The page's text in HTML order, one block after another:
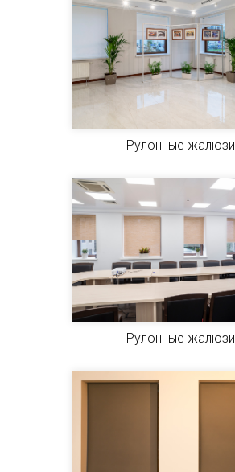
Рулонные жалюзи
Рулонные жалюзи